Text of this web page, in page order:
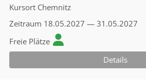
Kursort Chemnitz
Zeitraum 18.05.2027 — 31.05.2027
Freie Plätze
Details